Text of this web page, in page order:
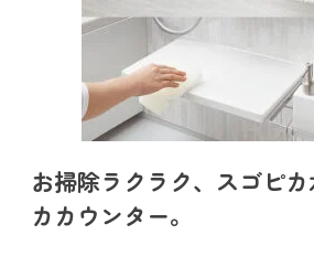
お掃除ラクラク、スゴピ
カカウンター。